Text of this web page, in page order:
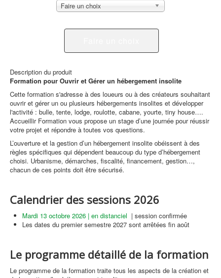
Faire un choix
Description du produit
Formation pour Ouvrir et Gérer un hébergement insolite
Cette formation s'adresse à des loueurs ou à des créateurs souhaitant
ouvrir et gérer un ou plusieurs hébergements insolites et développer
l'activité : bulle, tente, lodge, roulotte, cabane, yourte, tiny house….
Accueillir Formation vous propose un stage d’une journée pour réussir
votre projet et répondre à toutes vos questions.
L’ouverture et la gestion d’un hébergement insolite obéissent à des
règles spécifiques qui dépendent beaucoup du type d’hébergement
choisi. Urbanisme, démarches, fiscalité, financement, gestion…,
chacun de ces points doit être sécurisé.
Calendrier des sessions 2026
Mardi 13 octobre 2026 | en distanciel | session confirmée
Les dates du premier semestre 2027 sont arrêtées fin août
Le programme détaillé de la formation
Le programme de la formation traite tous les aspects de la création et